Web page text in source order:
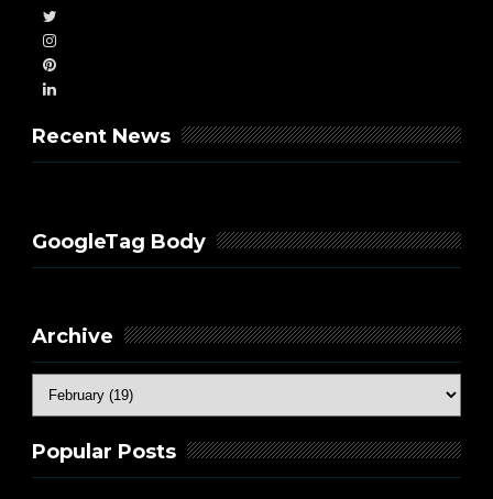
Recent News
GoogleTag Body
Archive
Popular Posts